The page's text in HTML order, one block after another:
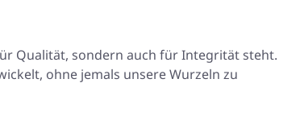
Qualität, sondern auch für Integrität steht.
ohne jemals unsere Wurzeln zu